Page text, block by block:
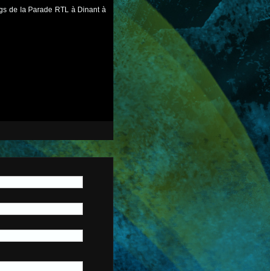
de la Parade RTL à Dinant à